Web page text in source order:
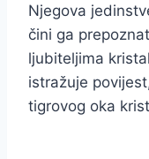
Njegova
čini ga
ljubiteljima
istražuje
tigrovog oka